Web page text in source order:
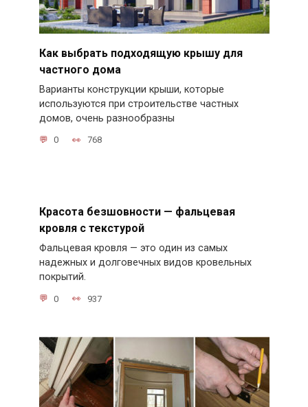
Как выбрать подходящую крышу для
частного дома
Варианты конструкции крыши, которые
используются при строительстве частных
домов, очень разнообразны
0 768
Красота безшовности — фальцевая
кровля с текстурой
Фальцевая кровля — это один из самых
надежных и долговечных видов кровельных
покрытий.
0 937